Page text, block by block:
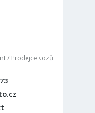
/ Prodejce vozů